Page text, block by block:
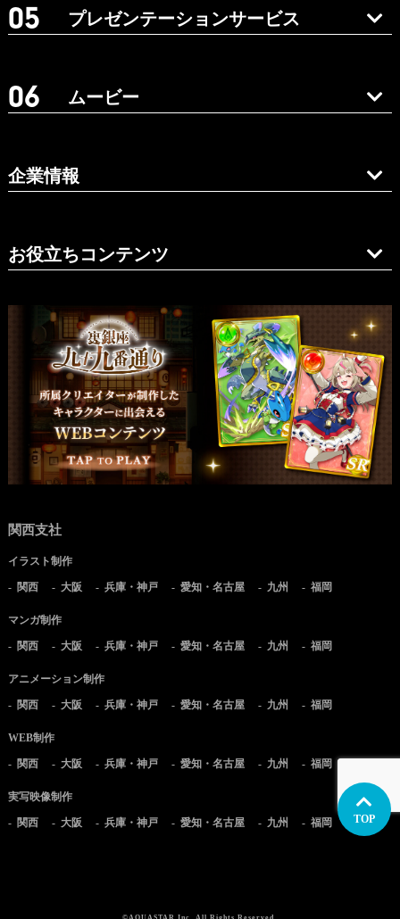
TOP
プレゼンテーションサービス
ムービー
企業情報
お役立ちコンテンツ
関西支社
イラスト制作
関西 大阪 兵庫・神戸 愛知・名古屋 九州 福岡
マンガ制作
関西 大阪 兵庫・神戸 愛知・名古屋 九州 福岡
アニメーション制作
関西 大阪 兵庫・神戸 愛知・名古屋 九州 福岡
WEB制作
関西 大阪 兵庫・神戸 愛知・名古屋 九州 福岡
実写映像制作
関西 大阪 兵庫・神戸 愛知・名古屋 九州 福岡